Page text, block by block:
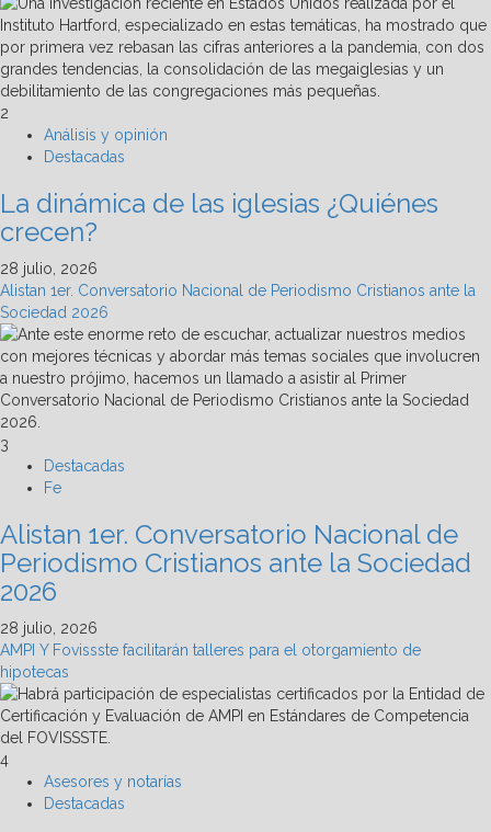
2
Análisis y opinión
Destacadas
La dinámica de las iglesias ¿Quiénes
crecen?
28 julio, 2026
Alistan 1er. Conversatorio Nacional de Periodismo Cristianos ante la
Sociedad 2026
3
Destacadas
Fe
Alistan 1er. Conversatorio Nacional de
Periodismo Cristianos ante la Sociedad
2026
28 julio, 2026
AMPI Y Fovissste facilitarán talleres para el otorgamiento de
hipotecas
4
Asesores y notarías
Destacadas